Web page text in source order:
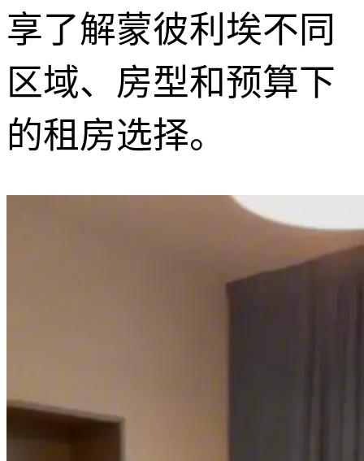
享了解蒙彼利埃不同
区域、房型和预算下
的租房选择。